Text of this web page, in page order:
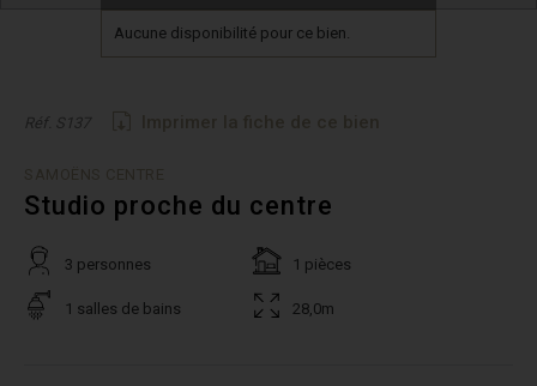
Aucune disponibilité pour ce bien.
Réf. S137
Studio proche du centre
3 personnes 1 pièces
1 salles de bains 28,0m